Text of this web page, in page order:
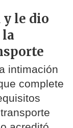
le dio
la
intimación
complete